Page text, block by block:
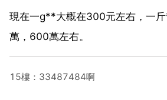
現在一g**大概在300元左右，一
萬，600萬左右。
15樓：33487484啊